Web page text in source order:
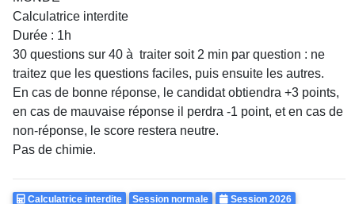
Calculatrice interdite
Durée : 1h
30 questions sur 40 à traiter soit 2 min par question : ne
traitez que les questions faciles, puis ensuite les autres.
En cas de bonne réponse, le candidat obtiendra +3 points,
en cas de mauvaise réponse il perdra -1 point, et en cas de
non-réponse, le score restera neutre.
Pas de chimie.
Calculatrice
Calculatrice interdite Rattrapages
Session normale Annee
Session 2026